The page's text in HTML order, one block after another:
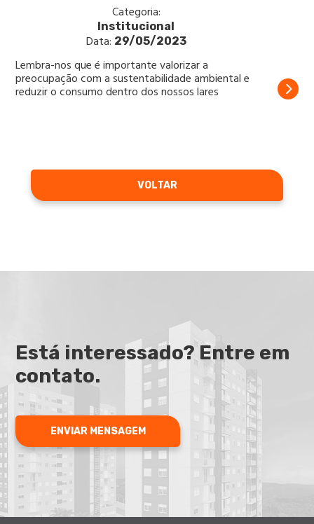
Categoria:
Institucional
Data: 29/05/2023
Lembra-nos que é importante valorizar a
preocupação com a sustentabilidade ambiental e
reduzir o consumo dentro dos nossos lares
VOLTAR
Está interessado? Entre em
contato.
ENVIAR MENSAGEM